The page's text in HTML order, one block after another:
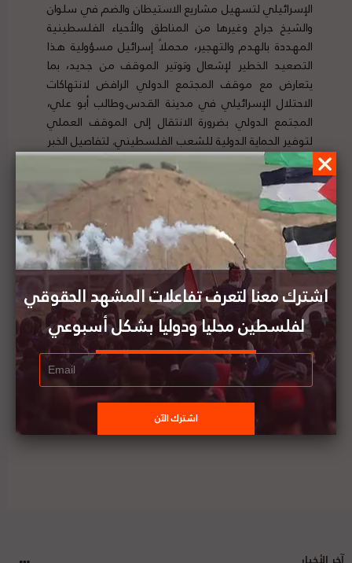
الإسرائيلي لتسهيل مشاريع الاستيطان والضم في سلوان
والشيخ جراح وغيرها من المناطق والأحياء الفلسطينية
المهددة بالهدم والتهجير، محملاً إسرائيل مسؤولية هذا
التصعيد الخطير لإشعال وتوتير الموقف من جديد، بما
يتعارض مع موقف المجتمع الدولي الرافض لانتهاكات
الاحتلال الإسرائيلي في مدينة القدس.وطالب أبو علي،
المجتمع الدولي بضرورة الانتقال إلى الموقف العملي
لتوفير الحماية الدولية للشعب الفلسطيني. لتفاصيل الخبر
ومصدره الأصلي،هنا
وزارة الخارجية الفلسطينية تدين هدم منازل في حي
البستان وتعتبره استكمالاً لجرائم حكومات الاحتلال
في ظل الصمت الدولي
30 حزيران/ يونيو: قرار أممي حول فلسطين صدر في
مثل هذا اليوم
اشترك معنا لتعرف تفاعلات المشهد الحقوقي
لفلسطين محليا ودوليا بشكل أسبوعي